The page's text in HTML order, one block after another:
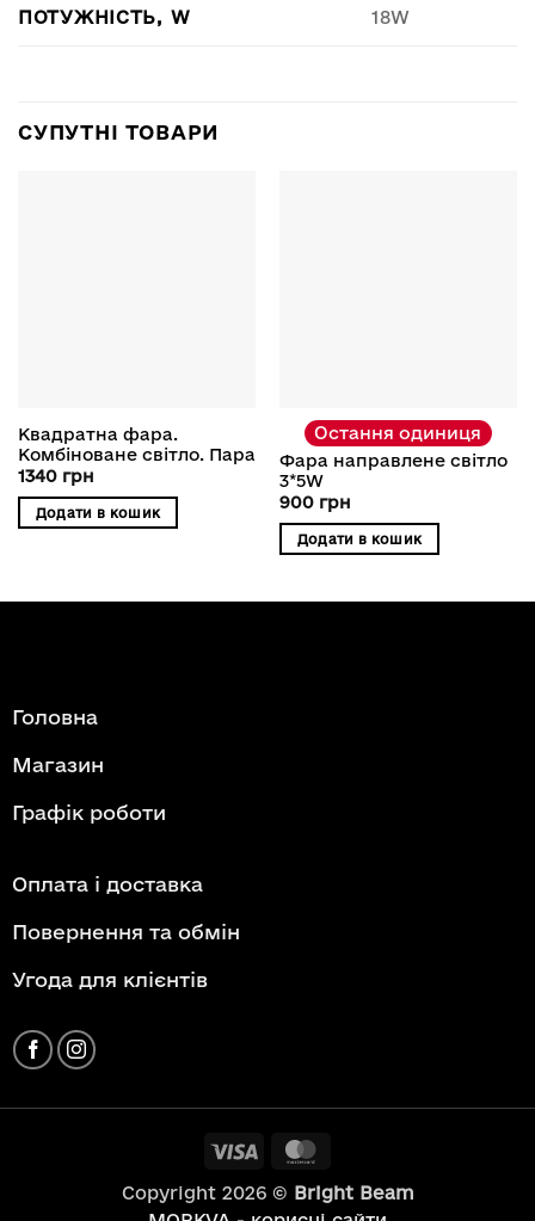
ПОТУЖНІСТЬ, W 18W
СУПУТНІ ТОВАРИ
Квадратна фара.
Комбіноване світло. Пара
1340 грн
Додати в кошик
Остання одиниця
Фара направлене світло
3*5W
900 грн
Додати в кошик
Головна
Магазин
Графік роботи
Оплата і доставка
Повернення та обмін
Угода для клієнтів
Visa
Copyright 2026 © Bright Beam